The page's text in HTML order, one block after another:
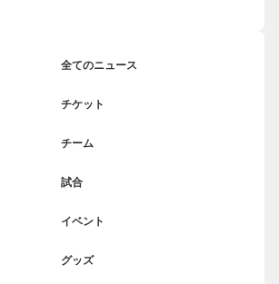
全てのニュース
チケット
チーム
試合
イベント
グッズ